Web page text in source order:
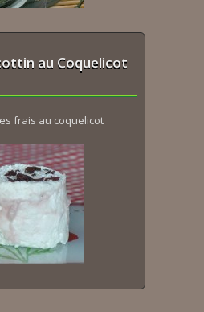
au Coquelicot
frais au coquelicot